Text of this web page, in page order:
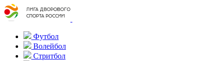
Футбол
Волейбол
Стритбол